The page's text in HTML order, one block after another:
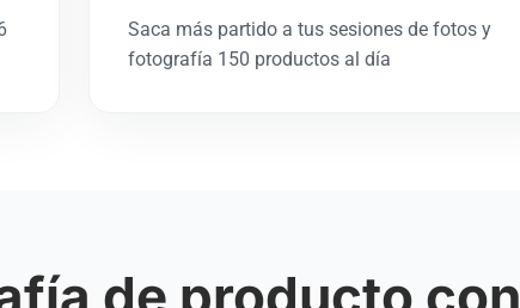
Saca más partido a tus sesiones de fotos y
fotografía 150 productos al día